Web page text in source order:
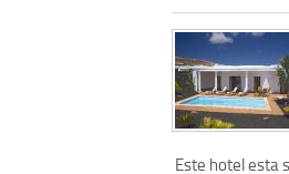
Este hotel esta